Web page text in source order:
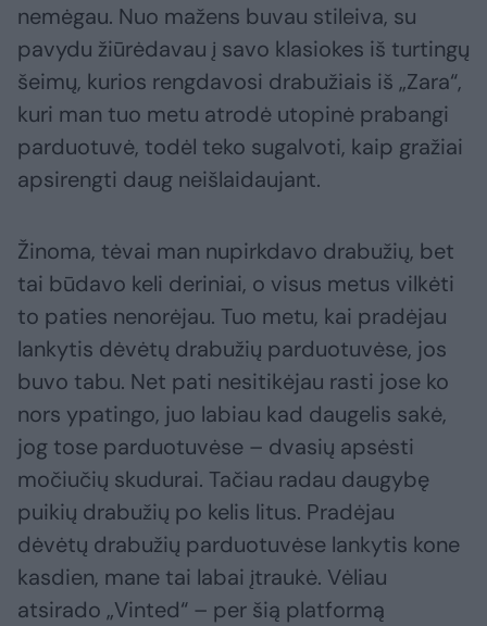
nemėgau. Nuo mažens buvau stileiva, su
pavydu žiūrėdavau į savo klasiokes iš turtingų
šeimų, kurios rengdavosi drabužiais iš „Zara“,
kuri man tuo metu atrodė utopinė prabangi
parduotuvė, todėl teko sugalvoti, kaip gražiai
apsirengti daug neišlaidaujant.
Žinoma, tėvai man nupirkdavo drabužių, bet
tai būdavo keli deriniai, o visus metus vilkėti
to paties nenorėjau. Tuo metu, kai pradėjau
lankytis dėvėtų drabužių parduotuvėse, jos
buvo tabu. Net pati nesitikėjau rasti jose ko
nors ypatingo, juo labiau kad daugelis sakė,
jog tose parduotuvėse – dvasių apsėsti
močiučių skudurai. Tačiau radau daugybę
puikių drabužių po kelis litus. Pradėjau
dėvėtų drabužių parduotuvėse lankytis kone
kasdien, mane tai labai įtraukė. Vėliau
atsirado „Vinted“ – per šią platformą